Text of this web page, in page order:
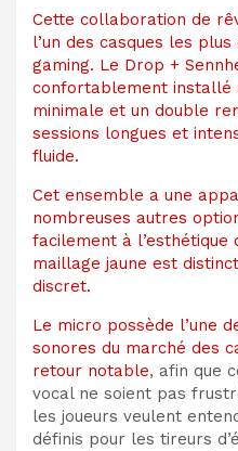
Cette collaboration de
l’un des casques les
gaming. Le Drop +
confortablement installé
minimale et un double
sessions longues et
fluide.
Cet ensemble a une
nombreuses autres
facilement à l’esthétique
maillage jaune est
discret.
Le micro possède l’une
sonores du marché des
retour notable, afin que
vocal ne soient pas
les joueurs veulent
définis pour les tireurs